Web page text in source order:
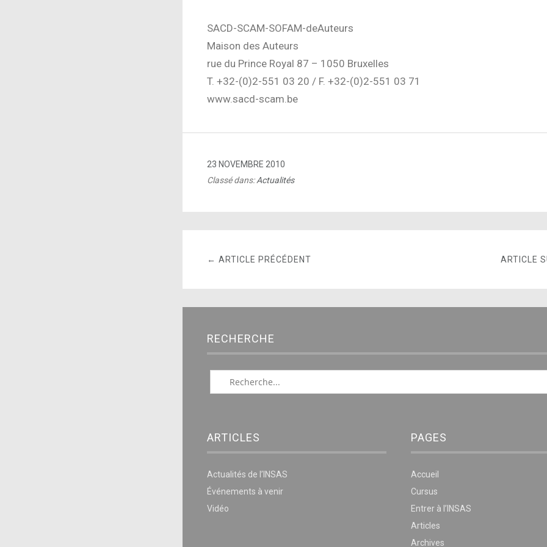
SACD-SCAM-SOFAM-deAuteurs
Maison des Auteurs
rue du Prince Royal 87 – 1050 Bruxelles
T. +32-(0)2-551 03 20 / F. +32-(0)2-551 03 71
www.sacd-scam.be
23 NOVEMBRE 2010
Classé dans:Actualités
ARTICLE
← ARTICLE PRÉCÉDENT
RECHERCHE
ARTICLES
Actualités de l’INSAS
Événements à venir
Vidéo
PAGES
Accueil
Cursus
Entrer à l’INSAS
Articles
Archives